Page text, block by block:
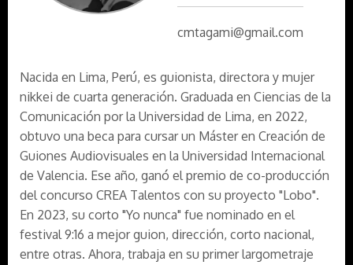
cmtagami@gmail.com
Nacida en Lima, Perú, es guionista, directora y mujer
nikkei de cuarta generación. Graduada en Ciencias de la
Comunicación por la Universidad de Lima, en 2022,
obtuvo una beca para cursar un Máster en Creación de
Guiones Audiovisuales en la Universidad Internacional
de Valencia. Ese año, ganó el premio de co-producción
del concurso CREA Talentos con su proyecto "Lobo".
En 2023, su corto "Yo nunca" fue nominado en el
festival 9:16 a mejor guion, dirección, corto nacional,
entre otras. Ahora, trabaja en su primer largometraje